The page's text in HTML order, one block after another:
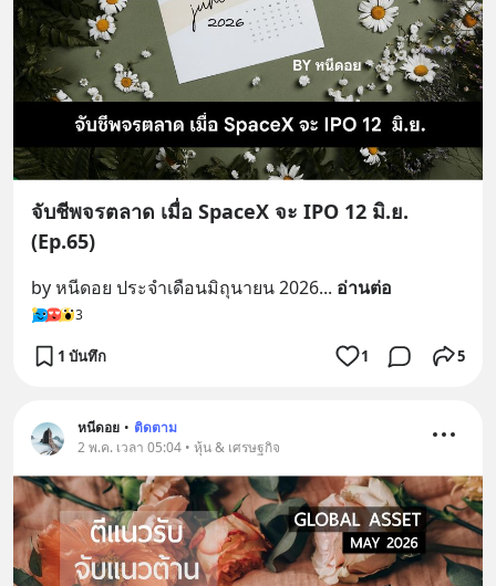
จับชีพจรตลาด เมื่อ SpaceX จะ IPO 12 มิ.ย.
(Ep.65)
by หนีดอย ประจำเดือนมิถุนายน 2026... อ่านต่อ
3
1 บันทึก 1 5
หนีดอย • ติดตาม
2 พ.ค. เวลา 05:04 • หุ้น & เศรษฐกิจ